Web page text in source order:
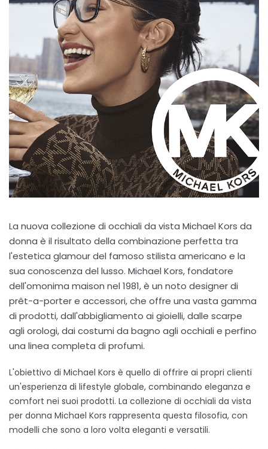
La nuova collezione di occhiali da vista Michael Kors da
donna è il risultato della combinazione perfetta tra
l'estetica glamour del famoso stilista americano e la
sua conoscenza del lusso. Michael Kors, fondatore
dell'omonima maison nel 1981, è un noto designer di
prêt-a-porter e accessori, che offre una vasta gamma
di prodotti, dall'abbigliamento ai gioielli, dalle scarpe
agli orologi, dai costumi da bagno agli occhiali e perfino
una linea completa di profumi.
L'obiettivo di Michael Kors è quello di offrire ai propri clienti
un'esperienza di lifestyle globale, combinando eleganza e
comfort nei suoi prodotti. La collezione di occhiali da vista
per donna Michael Kors rappresenta questa filosofia, con
modelli che sono a loro volta eleganti e versatili.